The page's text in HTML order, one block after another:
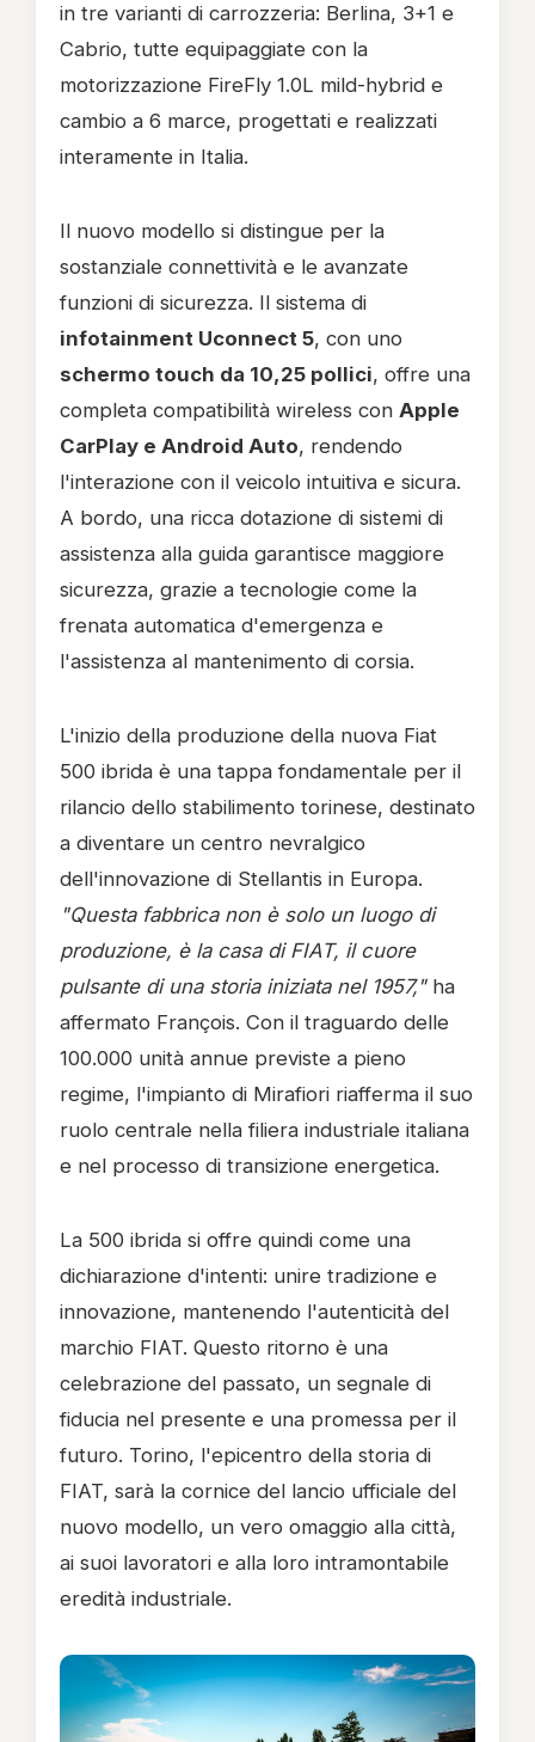
in tre varianti di carrozzeria: Berlina, 3+1 e
Cabrio, tutte equipaggiate con la
motorizzazione FireFly 1.0L mild-hybrid e
cambio a 6 marce, progettati e realizzati
interamente in Italia.
Il nuovo modello si distingue per la
sostanziale connettività e le avanzate
funzioni di sicurezza. Il sistema di
infotainment Uconnect 5, con uno
schermo touch da 10,25 pollici, offre una
completa compatibilità wireless con Apple
CarPlay e Android Auto, rendendo
l'interazione con il veicolo intuitiva e sicura.
A bordo, una ricca dotazione di sistemi di
assistenza alla guida garantisce maggiore
sicurezza, grazie a tecnologie come la
frenata automatica d'emergenza e
l'assistenza al mantenimento di corsia.
L'inizio della produzione della nuova Fiat
500 ibrida è una tappa fondamentale per il
rilancio dello stabilimento torinese, destinato
a diventare un centro nevralgico
dell'innovazione di Stellantis in Europa.
"Questa fabbrica non è solo un luogo di
produzione, è la casa di FIAT, il cuore
pulsante di una storia iniziata nel 1957,"ha
affermato François. Con il traguardo delle
100.000 unità annue previste a pieno
regime, l'impianto di Mirafiori riafferma il suo
ruolo centrale nella filiera industriale italiana
e nel processo di transizione energetica.
La 500 ibrida si offre quindi come una
dichiarazione d'intenti: unire tradizione e
innovazione, mantenendo l'autenticità del
marchio FIAT. Questo ritorno è una
celebrazione del passato, un segnale di
fiducia nel presente e una promessa per il
futuro. Torino, l'epicentro della storia di
FIAT, sarà la cornice del lancio ufficiale del
nuovo modello, un vero omaggio alla città,
ai suoi lavoratori e alla loro intramontabile
eredità industriale.